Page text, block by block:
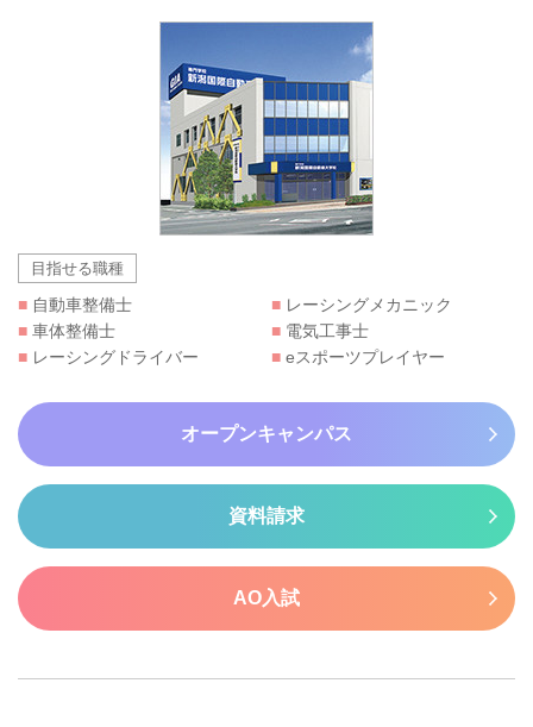
目指せる職種
■ 自動車整備士
■ 車体整備士
■ レーシングドライバー
■ レーシングメカニック
■ 電気工事士
■ eスポーツプレイヤー
オープンキャンパス
資料請求
AO入試